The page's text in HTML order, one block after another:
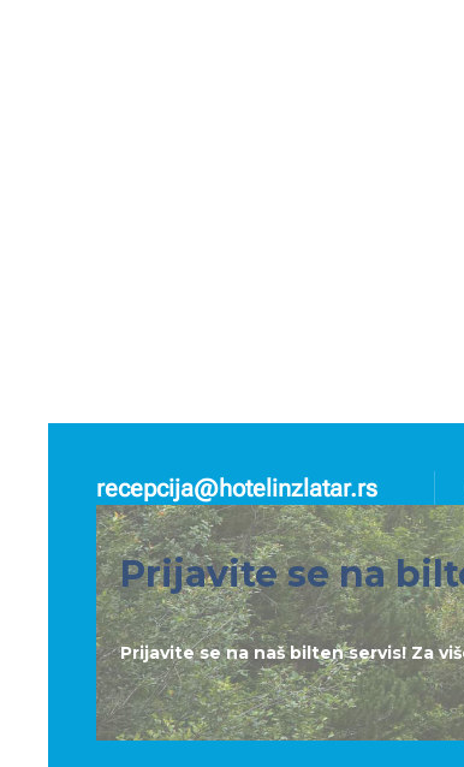
recepcija@hotelinzlatar.rs
Prijavite se na
Prijavite se na naš bilten servis! Za